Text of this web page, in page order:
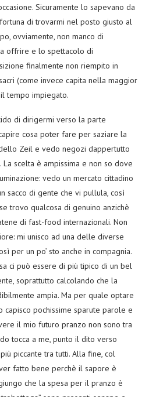
Sicuramente lo sapevano da
di trovarmi nel posto giusto al
ovviamente, non manco di
offrire e lo spettacolo di
finalmente non riempito in
(come invece capita nella maggior
tempo impiegato.
di dirigermi verso la parte
cosa poter fare per saziare la
Zeil e vedo negozi dappertutto
scelta è ampissima e non so dove
vedo un mercato cittadino
sacco di gente che vi pullula, così
trovo qualcosa di genuino anzichè
di fast-food internazionali. Non
mi unisco ad una delle diverse
per un po’ sto anche in compagnia.
ci può essere di più tipico di un bel
soprattutto calcolando che la
ampia. Ma per quale optare
capisco pochissime sparute parole e
il mio futuro pranzo non sono tra
tocca a me, punto il dito verso
piccante tra tutti. Alla fine, col
fatto bene perchè il sapore è
che la spesa per il pranzo è